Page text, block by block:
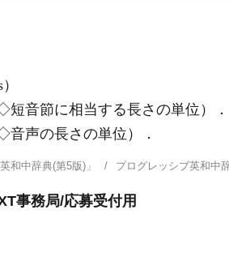
短音節に相当する長さの単位）
．
声の長さの単位） ．
和中辞典(第5版)」 プログレッシブ英和
事務局/応募受付用